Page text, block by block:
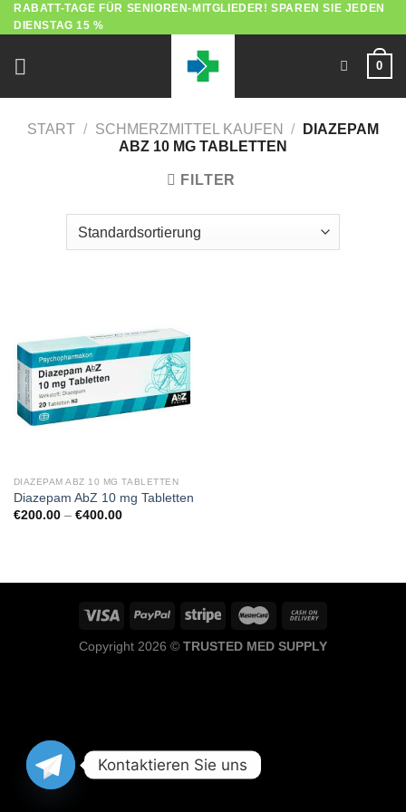
Zum
Inhalt
springen
RABATT-TAGE FÜR SENIOREN-MITGLIEDER! SPAREN SIE JEDEN
DIENSTAG 15 %
0
START / SCHMERZMITTEL KAUFEN /
DIAZEPAM
ABZ 10 MG TABLETTEN
FILTER
DIAZEPAM ABZ 10 MG TABLETTEN
Diazepam AbZ 10 mg Tabletten
€200.00 – €400.00Preisspanne:
Copyright 2026 © TRUSTED MED SUPPLY
Kontaktieren Sie uns